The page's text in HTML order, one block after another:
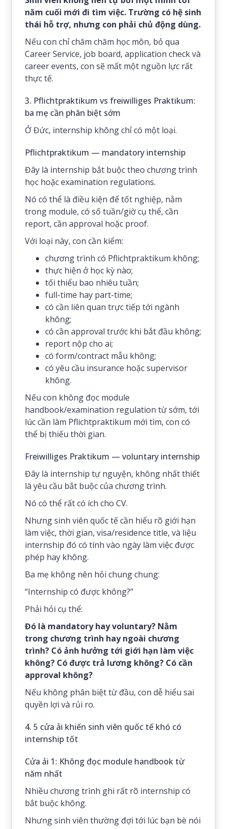
năm cuối mới đi tìm việc. Trường có hệ sinh
thái hỗ trợ, nhưng con phải chủ động dùng.
Nếu con chỉ chăm chăm học môn, bỏ qua
Career Service, job board, application check và
career events, con sẽ mất một nguồn lực rất
thực tế.
3. Pflichtpraktikum vs freiwilliges Praktikum:
ba mẹ cần phân biệt sớm
Ở Đức, internship không chỉ có một loại.
Pflichtpraktikum — mandatory internship
Đây là internship bắt buộc theo chương trình
học hoặc examination regulations.
Nó có thể là điều kiện để tốt nghiệp, nằm
trong module, có số tuần/giờ cụ thể, cần
report, cần approval hoặc proof.
Với loại này, con cần kiểm:
chương trình có Pflichtpraktikum không;
thực hiện ở học kỳ nào;
tối thiểu bao nhiêu tuần;
full-time hay part-time;
có cần liên quan trực tiếp tới ngành
không;
có cần approval trước khi bắt đầu không;
report nộp cho ai;
có form/contract mẫu không;
có yêu cầu insurance hoặc supervisor
không.
Nếu con không đọc module
handbook/examination regulation từ sớm, tới
lúc cần làm Pflichtpraktikum mới tìm, con có
thể bị thiếu thời gian.
Freiwilliges Praktikum — voluntary internship
Đây là internship tự nguyện, không nhất thiết
là yêu cầu bắt buộc của chương trình.
Nó có thể rất có ích cho CV.
Nhưng sinh viên quốc tế cần hiểu rõ giới hạn
làm việc, thời gian, visa/residence title, và liệu
internship đó có tính vào ngày làm việc được
phép hay không.
Ba mẹ không nên hỏi chung chung:
“Internship có được không?”
Phải hỏi cụ thể:
Đó là mandatory hay voluntary? Nằm
trong chương trình hay ngoài chương
trình? Có ảnh hưởng tới giới hạn làm việc
không? Có được trả lương không? Có cần
approval không?
Nếu không phân biệt từ đầu, con dễ hiểu sai
quyền lợi và rủi ro.
4. 5 cửa ải khiến sinh viên quốc tế khó có
internship tốt
Cửa ải 1: Không đọc module handbook từ
năm nhất
Nhiều chương trình ghi rất rõ internship có
bắt buộc không.
Nhưng sinh viên thường đợi tới lúc bạn bè nói